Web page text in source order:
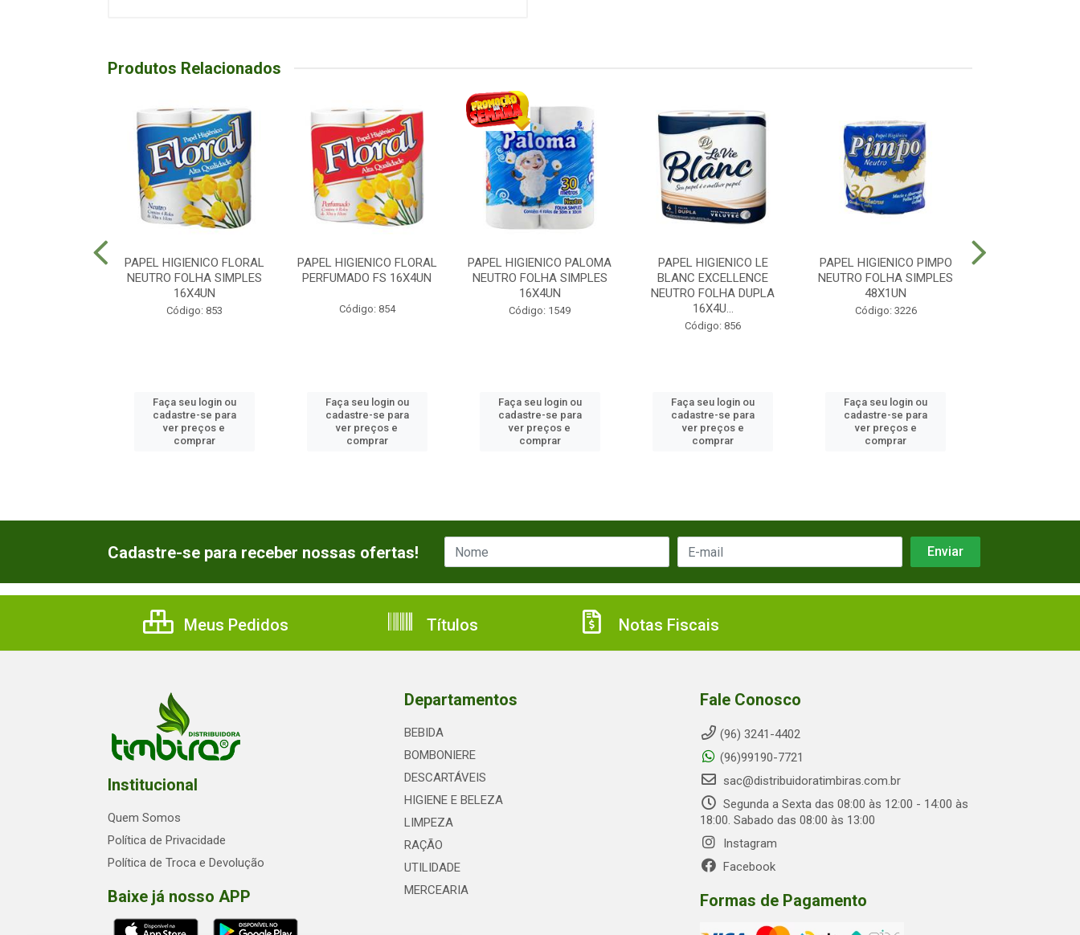
Produtos Relacionados
PAPEL HIGIENICO FLORAL
NEUTRO FOLHA SIMPLES
16X4UN
Código: 853
Faça seu login ou
cadastre-se para
ver preços e
comprar
PAPEL HIGIENICO FLORAL
PERFUMADO FS 16X4UN
Código: 854
Faça seu login ou
cadastre-se para
ver preços e
comprar
PAPEL HIGIENICO PALOMA
NEUTRO FOLHA SIMPLES
16X4UN
Código: 1549
Faça seu login ou
cadastre-se para
ver preços e
comprar
PAPEL HIGIENICO LE
BLANC EXCELLENCE
NEUTRO FOLHA DUPLA
16X4U...
Código: 856
Faça seu login ou
cadastre-se para
ver preços e
comprar
PAPEL HIGIENICO PIMPO
NEUTRO FOLHA SIMPLES
48X1UN
Código: 3226
Faça seu login ou
cadastre-se para
ver preços e
comprar
Cadastre-se para receber nossas ofertas!
Meus Pedidos Títulos Notas Fiscais
Institucional
Quem Somos
Política de Privacidade
Política de Troca e Devolução
Baixe já nosso APP
Departamentos
BEBIDA
BOMBONIERE
DESCARTÁVEIS
HIGIENE E BELEZA
LIMPEZA
RAÇÃO
UTILIDADE
MERCEARIA
Fale Conosco
(96) 3241-4402
(96)99190-7721
sac@distribuidoratimbiras.com.br
Segunda a Sexta das 08:00 às 12:00 - 14:00 às
18:00. Sabado das 08:00 às 13:00
Instagram
Facebook
Formas de Pagamento